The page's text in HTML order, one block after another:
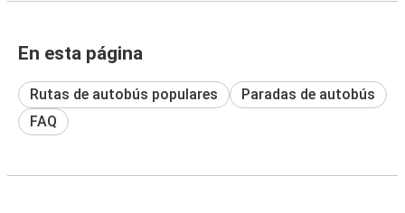
En esta página
Rutas de autobús populares
Paradas de autobús
FAQ